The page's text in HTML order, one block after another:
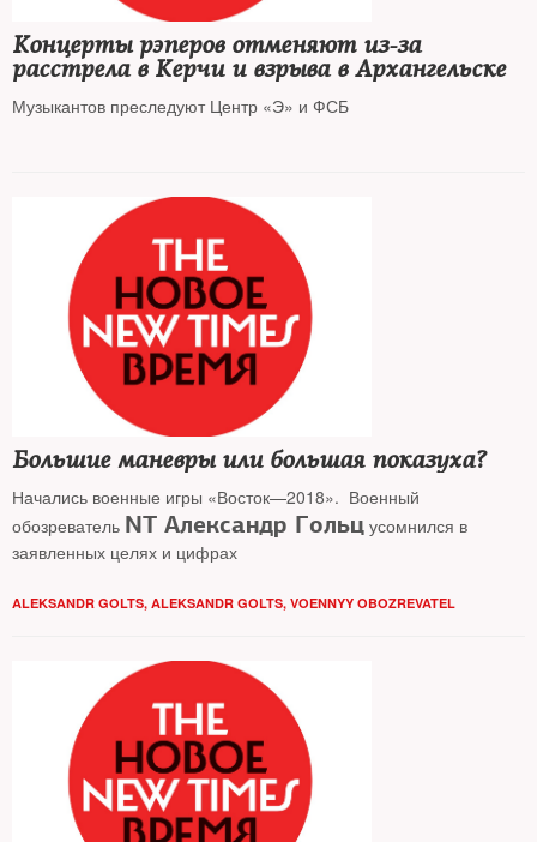
Концерты рэперов отменяют из-за
расстрела в Керчи и взрыва в Архангельске
Музыкантов преследуют Центр «Э» и ФСБ
Большие маневры или большая показуха?
Начались военные игры «Восток—2018». Военный
обозреватель NT Александр Гольц усомнился в
заявленных целях и цифрах
ALEKSANDR GOLTS, ALEKSANDR GOLTS, VOENNYY OBOZREVATEL